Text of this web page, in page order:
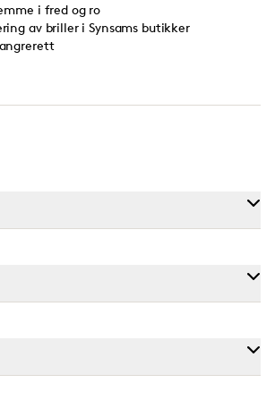
i fred og ro
av briller i Synsams butikker